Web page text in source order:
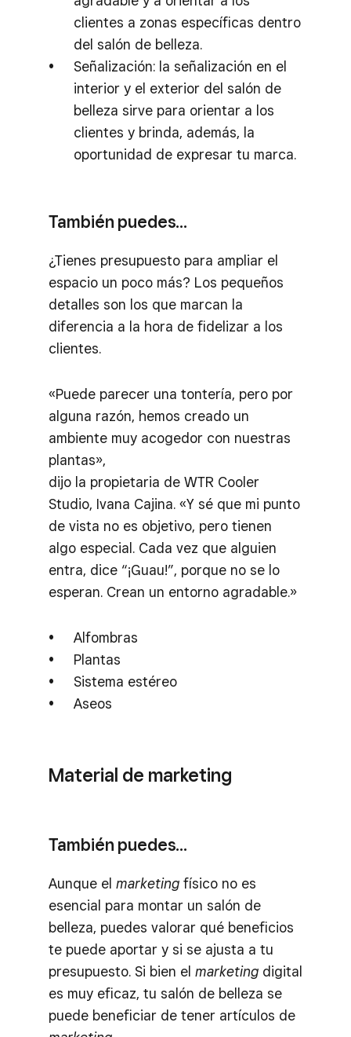
clientes a zonas específicas dentro
del salón de belleza.
Señalización: la señalización en el
interior y el exterior del salón de
belleza sirve para orientar a los
clientes y brinda, además, la
oportunidad de expresar tu marca.
También puedes…
¿Tienes presupuesto para ampliar el
espacio un poco más? Los pequeños
detalles son los que marcan la
diferencia a la hora de fidelizar a los
clientes.
«Puede parecer una tontería, pero por
alguna razón, hemos creado un
ambiente muy acogedor con nuestras
plantas»,
dijo la propietaria de WTR Cooler
Studio, Ivana Cajina. «Y sé que mi punto
de vista no es objetivo, pero tienen
algo especial. Cada vez que alguien
entra, dice “¡Guau!”, porque no se lo
esperan. Crean un entorno agradable.»
Alfombras
Plantas
Sistema estéreo
Aseos
Material de marketing
También puedes…
Aunque el marketing físico no es
esencial para montar un salón de
belleza, puedes valorar qué beneficios
te puede aportar y si se ajusta a tu
presupuesto. Si bien el marketing digital
es muy eficaz, tu salón de belleza se
puede beneficiar de tener artículos de